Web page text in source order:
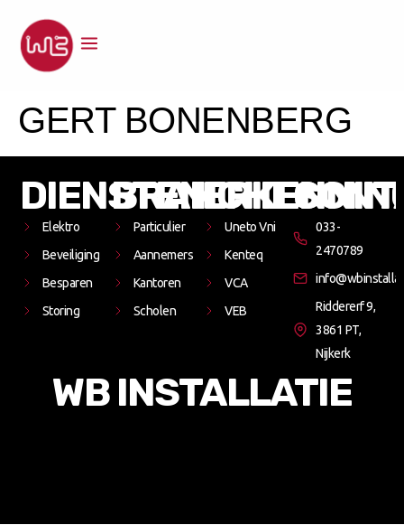
GERT BONENBERG
DIENSTEN
Elektro
Beveiliging
Besparen
Storing
BRANCHES
Particulier
Aannemers
Kantoren
Scholen
Uneto Vni
Kenteq
VCA
VEB
033-
2470789
Riddererf 9,
3861 PT,
Nijkerk
WB INSTALLATIE